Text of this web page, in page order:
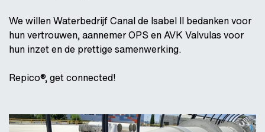
We willen Waterbedrijf Canal de Isabel II bedanken voor
hun vertrouwen, aannemer OPS en AVK Valvulas voor
hun inzet en de prettige samenwerking.
Repico®, get connected!